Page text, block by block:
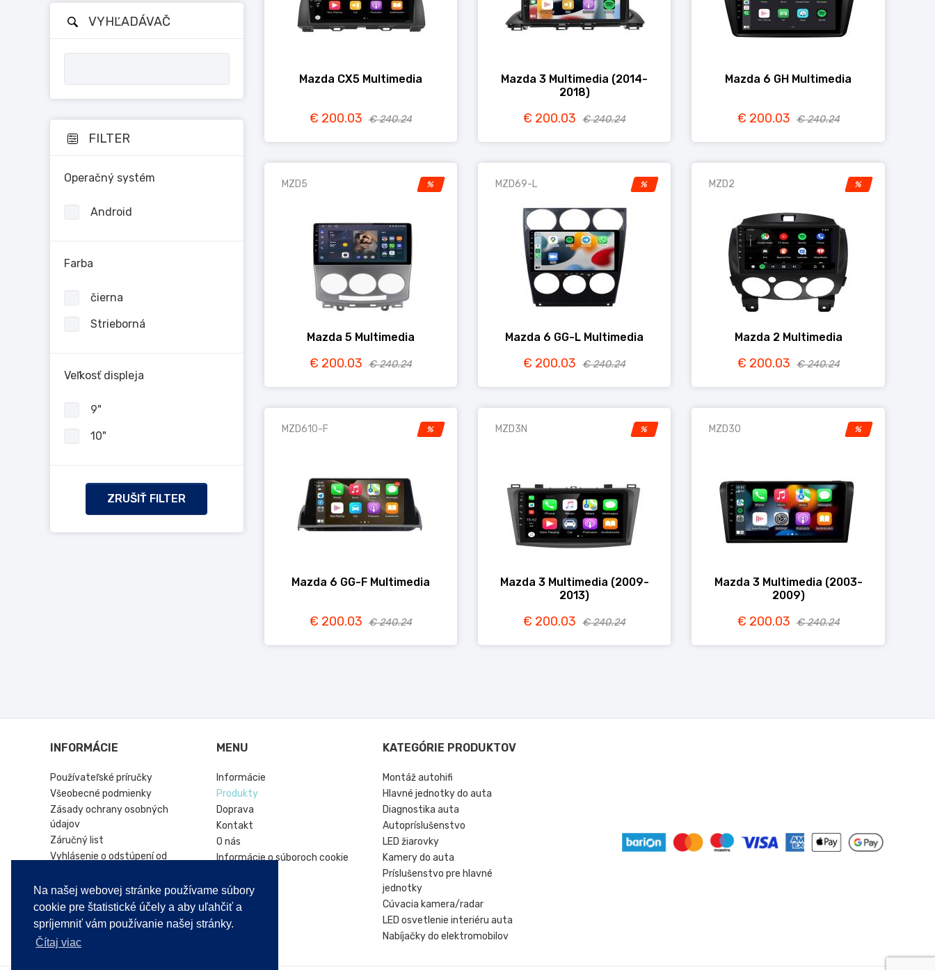
Na našej webovej stránke používame súbory
cookie pre štatistické účely a aby uľahčiť a
spríjemniť vám používanie našej stránky.
Čítaj viac
VYHĽADÁVAČ
FILTER
Operačný systém
Android
Farba
čierna
Strieborná
Veľkosť displeja
9"
10"
ZRUŠIŤ FILTER
Mazda CX5 Multimedia
€ 200.03 € 240.24
Mazda 3 Multimedia (2014-
2018)
€ 200.03 € 240.24
Mazda 6 GH Multimedia
€ 200.03 € 240.24
%
MZD5
Mazda 5 Multimedia
€ 200.03 € 240.24
%
MZD69-L
Mazda 6 GG-L Multimedia
€ 200.03 € 240.24
%
MZD2
Mazda 2 Multimedia
€ 200.03 € 240.24
%
MZD610-F
Mazda 6 GG-F Multimedia
€ 200.03 € 240.24
%
MZD3N
Mazda 3 Multimedia (2009-
2013)
€ 200.03 € 240.24
%
MZD3O
Mazda 3 Multimedia (2003-
2009)
€ 200.03 € 240.24
INFORMÁCIE
Používateľské príručky
Všeobecné podmienky
Zásady ochrany osobných
údajov
Záručný list
Vyhlásenie o odstúpení od
Online platforma riešenia sporov
Vrátenie produktu
MENU
Informácie
Produkty
Doprava
Kontakt
O nás
Informácie o súboroch cookie
KATEGÓRIE PRODUKTOV
Montáž autohifi
Hlavné jednotky do auta
Diagnostika auta
Autopríslušenstvo
LED žiarovky
Kamery do auta
Príslušenstvo pre hlavné
jednotky
Cúvacia kamera/radar
LED osvetlenie interiéru auta
Nabíjačky do elektromobilov